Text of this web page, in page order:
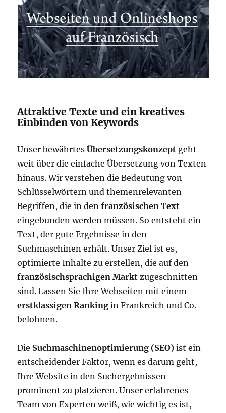
Attraktive Texte und ein kreatives
Einbinden von Keywords
Unser bewährtesÜbersetzungskonzept geht
weit über die einfache Übersetzung von Texten
hinaus. Wir verstehen die Bedeutung von
Schlüsselwörtern und themenrelevanten
Begriffen, die in denfranzösischen Text
eingebunden werden müssen. So entsteht ein
Text, der gute Ergebnisse in den
Suchmaschinen erhält. Unser Ziel ist es,
optimierte Inhalte zu erstellen, die auf den
französischsprachigen Markt zugeschnitten
sind. Lassen Sie Ihre Webseiten mit einem
erstklassigen Ranking in Frankreich und Co.
belohnen.
Die Suchmaschinenoptimierung (SEO) ist ein
entscheidender Faktor, wenn es darum geht,
Ihre Website in den Suchergebnissen
prominent zu platzieren. Unser erfahrenes
Team von Experten weiß, wie wichtig es ist,